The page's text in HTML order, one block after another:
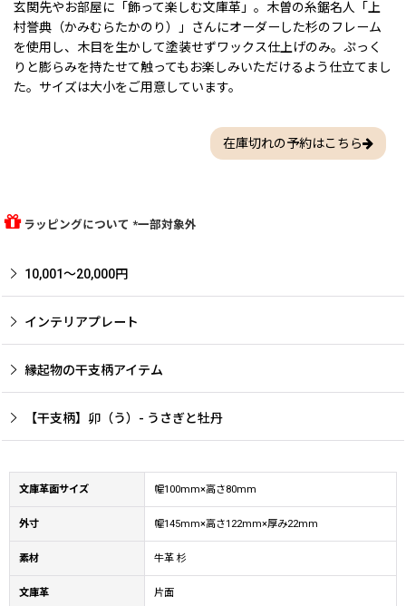
玄関先やお部屋に「飾って楽しむ文庫革」。木曽の糸鋸名人「上
村誉典（かみむらたかのり）」さんにオーダーした杉のフレーム
を使用し、木目を生かして塗装せずワックス仕上げのみ。ぷっく
りと膨らみを持たせて触ってもお楽しみいただけるよう仕立てまし
た。サイズは大小をご用意しています。
在庫切れの予約はこちら
ラッピングについて *一部対象外
10,001〜20,000円
インテリアプレート
縁起物の干支柄アイテム
【干支柄】卯（う）- うさぎと牡丹
文庫革面サイズ 幅100mm×高さ80mm
外寸 幅145mm×高さ122mm×厚み22mm
素材 牛革 杉
文庫革 片面